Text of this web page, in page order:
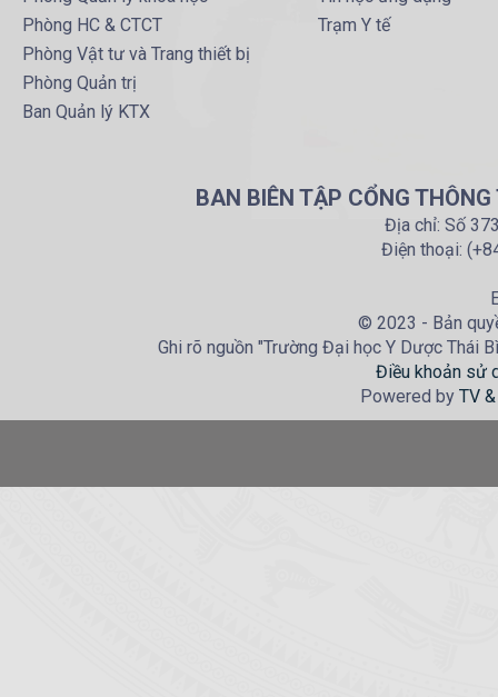
Phòng HC & CTCT
Phòng Vật tư và Trang thiết bị
Phòng Quản trị
Ban Quản lý KTX
Trạm Y tế
BAN BIÊN TẬP CỔNG
Địa chỉ: Số
Điện thoại:
© 2023 - Bản
Ghi rõ nguồn "Trường Đại học Y Dược Thái
Điều khoản sử
Powered by TV